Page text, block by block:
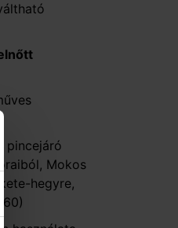
: pincejáró
Mokos
hegyre,